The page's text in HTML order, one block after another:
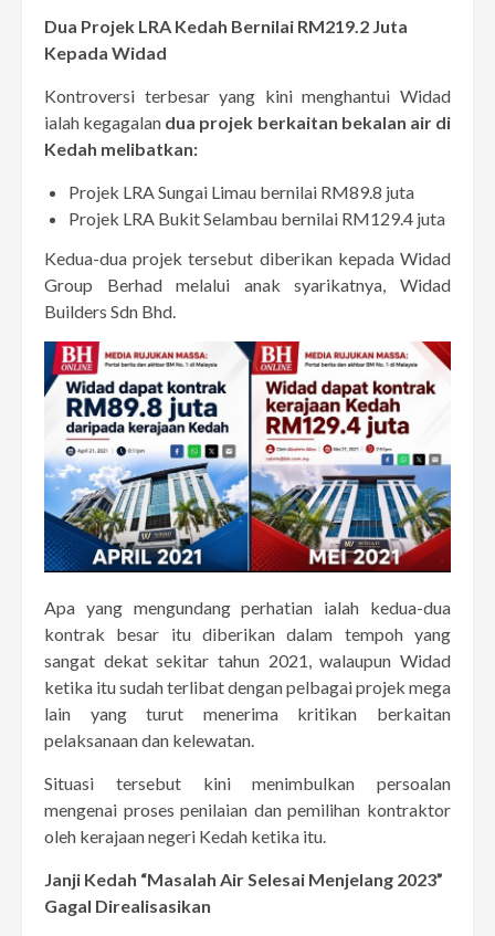
Dua Projek LRA Kedah Bernilai RM219.2 Juta
Kepada Widad
Kontroversi terbesar yang kini menghantui Widad
ialah kegagalan dua projek berkaitan bekalan air di
Kedah melibatkan:
Projek LRA Sungai Limau bernilai RM89.8 juta
Projek LRA Bukit Selambau bernilai RM129.4 juta
Kedua-dua projek tersebut diberikan kepada Widad
Group Berhad melalui anak syarikatnya, Widad
Builders Sdn Bhd.
Apa yang mengundang perhatian ialah kedua-dua
kontrak besar itu diberikan dalam tempoh yang
sangat dekat sekitar tahun 2021, walaupun Widad
ketika itu sudah terlibat dengan pelbagai projek mega
lain yang turut menerima kritikan berkaitan
pelaksanaan dan kelewatan.
Situasi tersebut kini menimbulkan persoalan
mengenai proses penilaian dan pemilihan kontraktor
oleh kerajaan negeri Kedah ketika itu.
Janji Kedah “Masalah Air Selesai Menjelang 2023”
Gagal Direalisasikan